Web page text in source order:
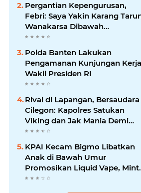
Pergantian Kepengurusan,
Febri: Saya Yakin Karang
Wanakarsa Dibawah
Kepemimpinan Bung Entus
Jauh Membawa Manfaat
Polda Banten Lakukan
Pengamanan Kunjungan Kerja
Wakil Presiden RI
Rival di Lapangan,
Cilegon: Kapolres Satukan
Viking dan Jak Mania Demi
Nobar Damai Piala Presiden
KPAI Kecam Bigmo Libatkan
Anak di Bawah Umur
Promosikan Liquid Vape,
Aparat Bertindak Tegas